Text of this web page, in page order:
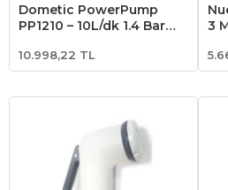
Dometic PowerPump
PP1210 – 10L/dk 1.4 Bar
Hidrofor (9600000456)
10.998,22 TL
3